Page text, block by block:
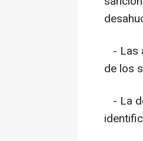
- Las
de los
- La